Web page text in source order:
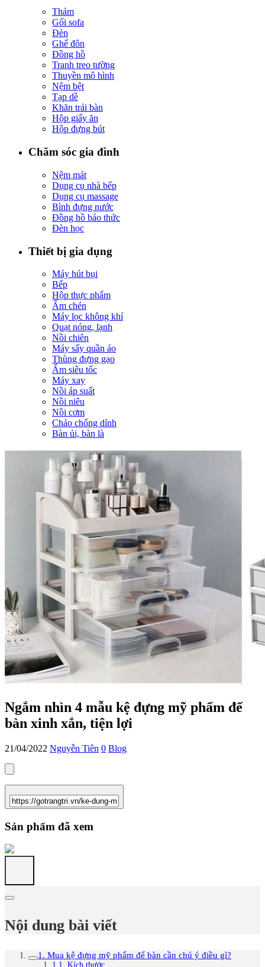
Thảm
Gối sofa
Đèn
Ghế đôn
Đồng hồ
Tranh treo tường
Thuyền mô hình
Nệm bệt
Tạp dề
Khăn trải bàn
Hộp giấy ăn
Hộp đựng bút
Chăm sóc gia đình
Nệm mát
Dụng cụ nhà bếp
Dụng cụ massage
Bình đựng nước
Đồng hồ báo thức
Đèn học
Thiết bị gia dụng
Máy hút bụi
Bếp
Hộp thực phẩm
Ấm chén
Máy lọc không khí
Quạt nóng, lạnh
Nồi chiên
Máy sấy quần áo
Thùng đựng gạo
Ấm siêu tốc
Máy xay
Nồi áp suất
Nồi niêu
Nồi cơm
Chảo chống dính
Bàn ủi, bàn là
Ngắm nhìn 4 mẫu kệ đựng mỹ phẩm để
bàn xinh xắn, tiện lợi
21/04/2022 Nguyễn Tiên 0 Blog
Sản phẩm đã xem
Nội dung bài viết
1. Mua kệ đựng mỹ phẩm để bàn cần chú ý điều gì?
1.1. Kích thước